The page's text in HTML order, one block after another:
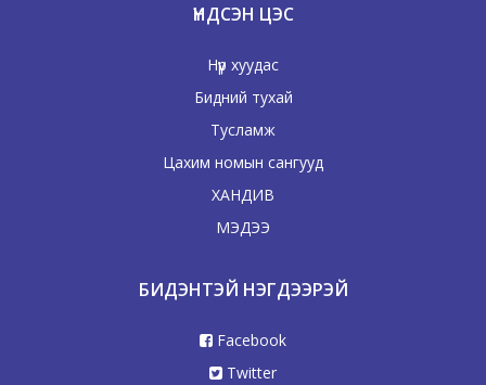
ҮНДСЭН ЦЭС
Нүүр хуудас
Бидний тухай
Тусламж
Цахим номын сангууд
ХАНДИВ
МЭДЭЭ
БИДЭНТЭЙ НЭГДЭЭРЭЙ
Facebook
Twitter